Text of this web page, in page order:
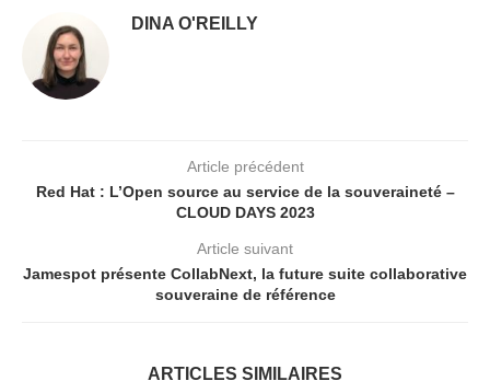
DINA O'REILLY
Article précédent
Red Hat : L’Open source au service de la souveraineté –
CLOUD DAYS 2023
Article suivant
Jamespot présente CollabNext, la future suite collaborative
souveraine de référence
ARTICLES SIMILAIRES